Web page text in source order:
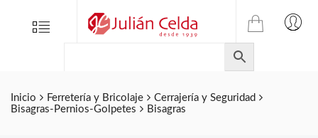
Menu
TIENDA
ONLINE
DE
JULIAN
CELDA
Inicio Ferretería y Bricolaje
Cerrajería y Seguridad
Bisagras-Pernios-Golpetes
Bisagras
Folletos
Contacto